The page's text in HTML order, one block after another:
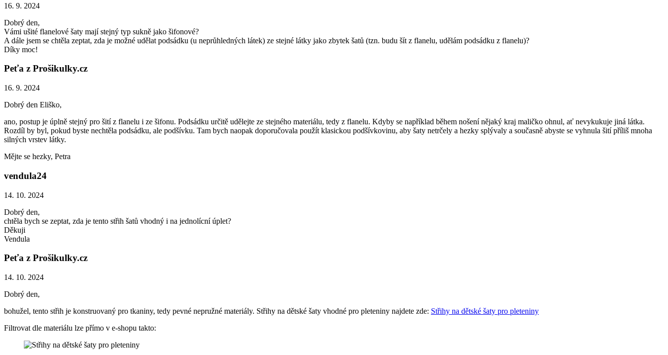
16. 9. 2024
Dobrý den,
Vámi ušité flanelové šaty mají stejný typ sukně jako šifonové?
A dále jsem se chtěla zeptat, zda je možné udělat podsádku (u neprůhledných látek) ze stejné látky jako zbytek šatů (tzn. budu šít z flanelu, udělám podsádku z flanelu)?
Díky moc!
Peťa z Prošikulky.cz
16. 9. 2024
Dobrý den Eliško,
ano, postup je úplně stejný pro šití z flanelu i ze šifonu. Podsádku určitě udělejte ze stejného materiálu, tedy z flanelu. Kdyby se například během nošení nějaký kraj maličko ohnul, ať nevykukuje jiná látka.
Rozdíl by byl, pokud byste nechtěla podsádku, ale podšívku. Tam bych naopak doporučovala použít klasickou podšívkovinu, aby šaty netrčely a hezky splývaly a současně abyste se vyhnula šití příliš mnoha
silných vrstev látky.
Mějte se hezky, Petra
vendula24
14. 10. 2024
Dobrý den,
chtěla bych se zeptat, zda je tento střih šatů vhodný i na jednolícní úplet?
Děkuji
Vendula
Peťa z Prošikulky.cz
14. 10. 2024
Dobrý den,
bohužel, tento střih je konstruovaný pro tkaniny, tedy pevné nepružné materiály. Střihy na dětské šaty vhodné pro pleteniny najdete zde: Střihy na dětské šaty pro pleteniny
Filtrovat dle materiálu lze přímo v e-shopu takto: